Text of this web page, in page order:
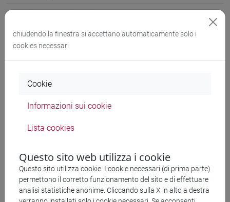
Latidos respiración
Fragmento
Marta Agudo
Marzo o la voluntad afirmativa
La partitura
Vicente Cervera Salinas
Vicente Cervera Salinas
De élite
Vicente Cervera Salinas
chiudendo la finestra si accettano automaticamente solo i
cookies necessari
Cookie
Informazioni sui cookie
Lista cookies
Questo sito web utilizza i cookie
Questo sito utilizza cookie. I cookie necessari (di prima parte)
permettono il corretto funzionamento del sito e di effettuare
analisi statistiche anonime. Cliccando sulla X in alto a destra